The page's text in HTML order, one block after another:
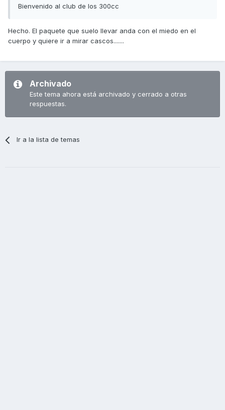
Bienvenido al club de los 300cc
Hecho. El paquete que suelo llevar anda con el miedo en el
cuerpo y quiere ir a mirar cascos.......
Archivado
Este tema ahora está archivado y cerrado a otras
respuestas.
Ir a la lista de temas